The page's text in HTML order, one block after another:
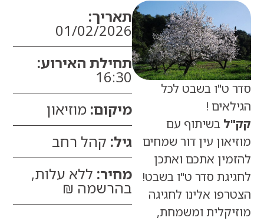
תאריך:
01/02/2026
תחילת האירוע:
16:30
מיקום:מוזיאון
גיל: קהל רחב
מחיר:ללא עלות,
בהרשמה ₪
בשבט לכל
!
בשיתוף עם
עין דור שמחים
אתכם ואתכן
סדר ט"ו בשבט!
אלינו לחגיגה
ומשמחת,